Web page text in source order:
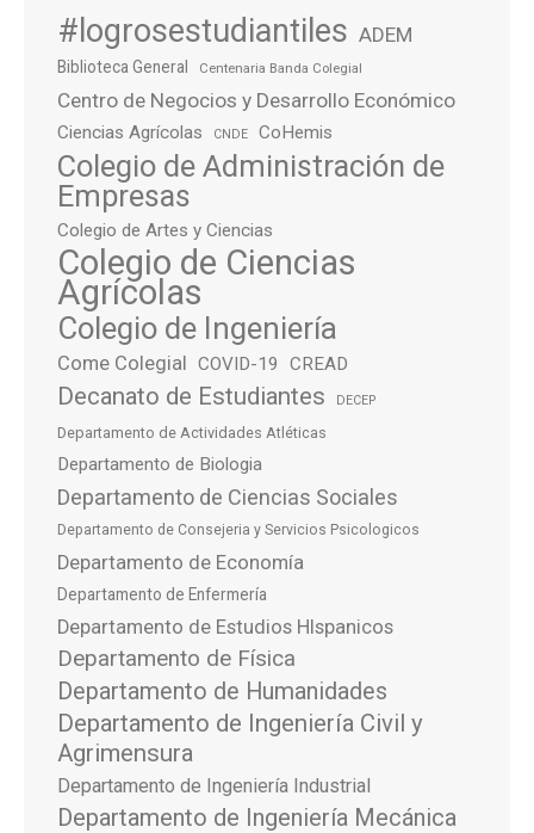
#logrosestudiantiles ADEM
Biblioteca General Centenaria Banda Colegial
Centro de Negocios y Desarrollo Económico
Ciencias Agrícolas CNDE CoHemis
Colegio de Administración de
Empresas
Colegio de Artes y Ciencias
Colegio de Ciencias
Agrícolas
Colegio de Ingeniería
Come Colegial COVID-19 CREAD
Decanato de Estudiantes DECEP
Departamento de Actividades Atléticas
Departamento de Biologia
Departamento de Ciencias Sociales
Departamento de Consejeria y Servicios Psicologicos
Departamento de Economía
Departamento de Enfermería
Departamento de Estudios HIspanicos
Departamento de Física
Departamento de Humanidades
Departamento de Ingeniería Civil y
Agrimensura
Departamento de Ingeniería Industrial
Departamento de Ingeniería Mecánica